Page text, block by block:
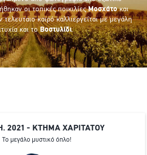
ΟΛΟ ΤΟΝ ΚΟΣΜΟ ΣΤΗΝ ΠΟΡΤΑ ΣΟΥ ΣΕ
οι τοπικές ποικιλίεςΜοσχάτοκαι
καιρό καλλιεργείται με μεγάλη
και τοΒοστυλίδι.
2021 - ΚΤΗΜΑ ΧΑΡΙΤΑΤΟΥ
Το μεγάλο μυστικό όπλο!